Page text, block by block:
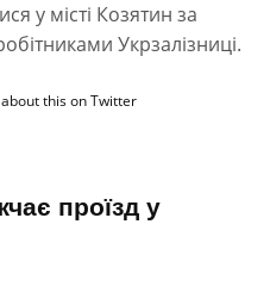
у місті Козятин за
Укрзалізниці.
проїзд у